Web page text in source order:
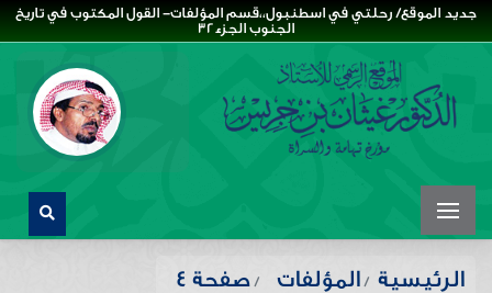
جديد الموقع/ رحلتي في اسطنبول،،قسم المؤلفات- القول المكتوب في تاريخ
الجنوب الجزء32
الرئيسية المؤلفات صفحة 4